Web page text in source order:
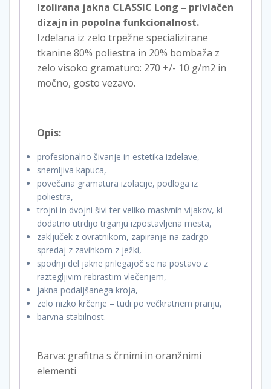
Izolirana jakna CLASSIC Long – privlačen
dizajn in popolna funkcionalnost.
Izdelana iz zelo trpežne specializirane
tkanine 80% poliestra in 20% bombaža z
zelo visoko gramaturo: 270 +/- 10 g/m2 in
močno, gosto vezavo.
Opis:
profesionalno šivanje in estetika izdelave,
snemljiva kapuca,
povečana gramatura izolacije, podloga iz
poliestra,
trojni in dvojni šivi ter veliko masivnih vijakov, ki
dodatno utrdijo trganju izpostavljena mesta,
zaključek z ovratnikom, zapiranje na zadrgo
spredaj z zavihkom z ježki,
spodnji del jakne prilegajoč se na postavo z
raztegljivim rebrastim vlečenjem,
jakna podaljšanega kroja,
zelo nizko krčenje – tudi po večkratnem pranju,
barvna stabilnost.
Barva: grafitna s črnimi in oranžnimi
elementi